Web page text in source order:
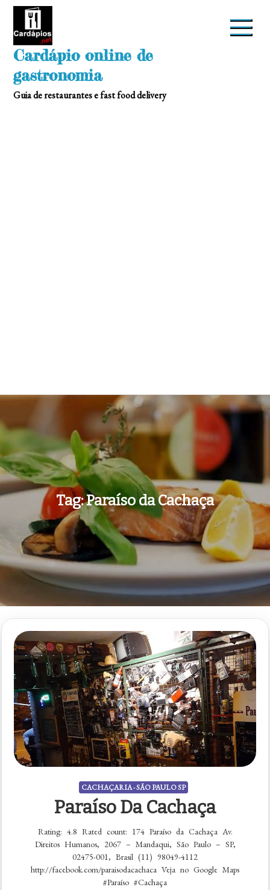
Skip
Cardápio online de
gastronomia
Guia de restaurantes e fast food delivery
Tag:Paraíso da Cachaça
CACHAÇARIA - SÃO PAULO SP
Paraíso Da Cachaça
Rating: 4.8 Rated count: 174 Paraíso da Cachaça Av.
Direitos Humanos, 2067 – Mandaqui, São Paulo – SP,
02475-001, Brasil (11) 98049-4112
http://facebook.com/paraisodacachaca Veja no Google Maps
#Paraíso #Cachaça